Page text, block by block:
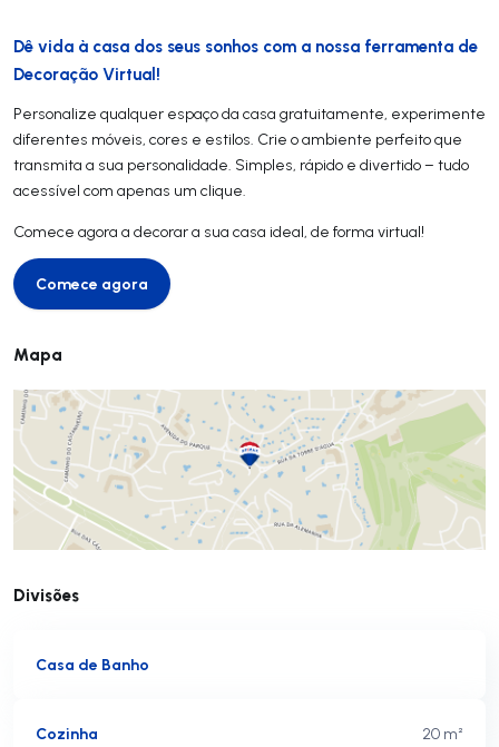
Dê vida à casa dos seus sonhos com a nossa ferramenta de
Decoração Virtual!
Personalize qualquer espaço da casa gratuitamente, experimente
diferentes móveis, cores e estilos. Crie o ambiente perfeito que
transmita a sua personalidade. Simples, rápido e divertido – tudo
acessível com apenas um clique.
Comece agora a decorar a sua casa ideal, de forma virtual!
Comece agora
Comece agora
Mapa
Divisões
Casa de Banho
Cozinha 20 m²